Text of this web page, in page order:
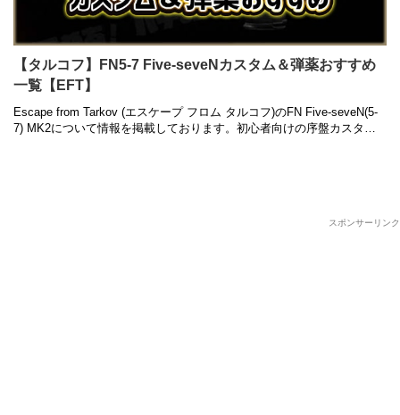
【タルコフ】FN5-7 Five-seveNカスタム＆弾薬おすすめ
一覧【EFT】
Escape from Tarkov (エスケープ フロム タルコフ)のFN Five-seveN(5-
7) MK2について情報を掲載しております。初心者向けの序盤カスタム
スポンサーリンク